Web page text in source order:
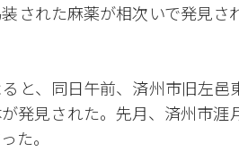
された麻薬が相次いで発見
と、同日午前、済州市旧左
発見された。先月、済州市
た。